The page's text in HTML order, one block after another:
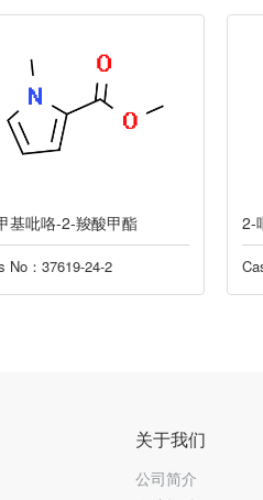
甲酯
2
2-吡咯羧酸乙酯
Cas No：2199-
关于我们
公司简介